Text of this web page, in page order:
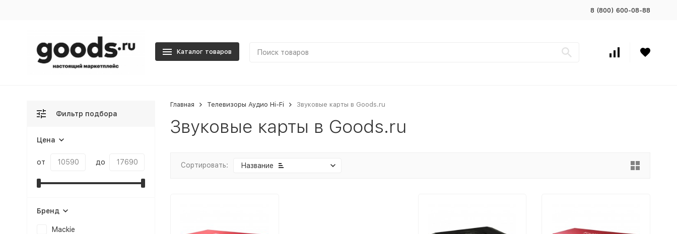
8 (800) 600-08-88
Каталог товаров
Главная Телевизоры Аудио Hi-Fi Звуковые карты в Goods.ru
Звуковые карты в Goods.ru
Сортировать: Название
Фильтр подбора
Цена
от до
Бренд
Mackie